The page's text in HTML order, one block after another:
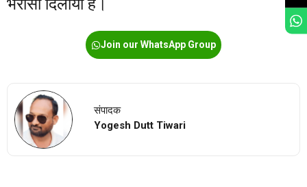
भरोसा दिलाया है।
Join our WhatsApp Group
संपादक
Yogesh Dutt Tiwari